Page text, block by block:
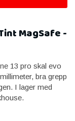
MagSafe -
13 pro skal evo
bra grepp
I lager med